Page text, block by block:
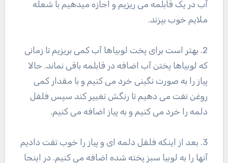
آب در یک قابلمه می ریزیم و اجازه میدهیم با شعله
ملایم خوب بپزند.
2. بهتر است برای پخت لوبیاها آب کمی بریزیم تا زمانی
که لوبیاها پختن آب اضافه در قابلمه باقی نماند. حالا
پیاز را به صورت نگینی خرد می کنیم و با مقدار کمی
روغن تفت می دهیم تا رنگش تغییر کند سپس فلفل
دلمه را خرد می کنیم و به پیاز اضافه می کنیم.
3. بعد از اینکه فلفل دلمه ای و پیاز را خوب تفت دادیم
آنها را به لوبیا سبز پخته شده اضافه می کنیم. در اینجا